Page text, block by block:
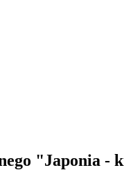
"Japonia -